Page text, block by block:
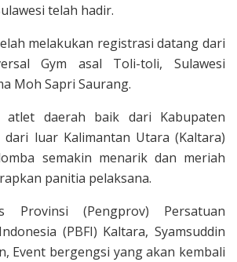
telah hadir.
melakukan registrasi datang dari
Gym asal Toli-toli, Sulawesi
Moh Sapri Saurang.
atlet daerah baik dari Kabupaten
luar Kalimantan Utara (Kaltara)
semakin menarik dan meriah
panitia pelaksana.
Provinsi (Pengprov) Persatuan
(PBFI) Kaltara, Syamsuddin
Event bergengsi yang akan kembali